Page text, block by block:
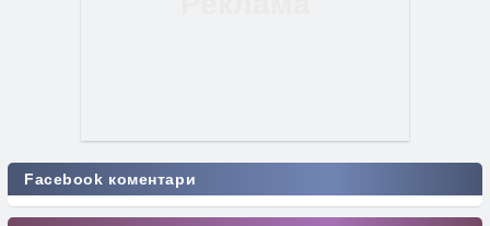
Facebook коментари